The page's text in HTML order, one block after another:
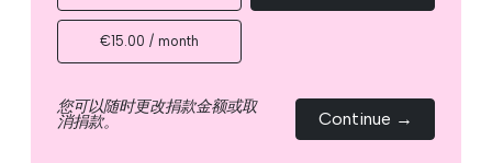
€15.00 / month
您可以随时更改捐款金额或取
消捐款。 Continue →